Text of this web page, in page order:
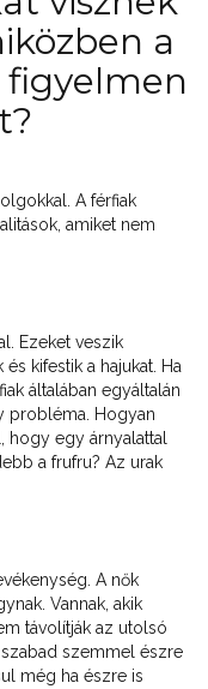
a
A férfiak
amiket nem
Ezeket veszik
kifestik a hajukat. Ha
általában egyáltalán
probléma. Hogyan
hogy egy árnyalattal
a frufru? Az urak
A nők
Vannak, akik
távolítják az utolsó
szemmel észre
még ha észre is